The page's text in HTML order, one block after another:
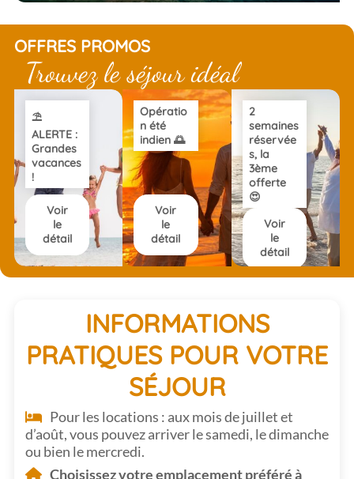
OFFRES PROMOS
Trouvez le séjour idéal
⛱️
ALERTE :
Grandes
vacances
!
Voir
le
détail
Opératio
n été
indien 🌅
Voir
le
détail
2
semaines
réservée
s, la
3ème
offerte
😍
Voir
le
détail
INFORMATIONS
PRATIQUES POUR VOTRE
SÉJOUR
Pour les locations : aux mois de juillet et
d’août, vous pouvez arriver le samedi, le dimanche
ou bien le mercredi.
Choisissez votre emplacement préféré à